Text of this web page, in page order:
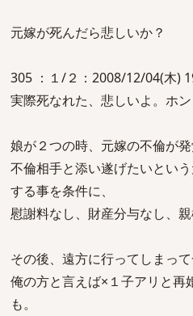
元嫁が死んだら悲しいか？
305 ：１/２：2008/12/04(木)
実際死なれた、悲しいよ。ホン
娘が２つの時、元嫁の不倫が発
不倫相手と添い遂げたいとい
する事を条件に、
慰謝料なし、財産分与なし、親
その後、遠方に行ってしまって
俺の方と言えば×１子アリと再
も。